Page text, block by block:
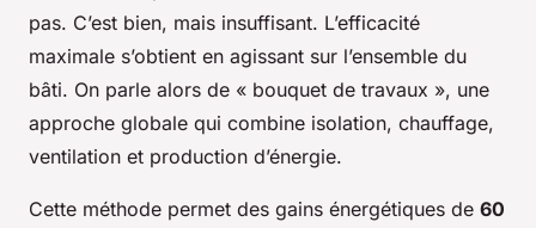
pas. C’est bien, mais insuffisant. L’efficacité
maximale s’obtient en agissant sur l’ensemble du
bâti. On parle alors de « bouquet de travaux », une
approche globale qui combine isolation, chauffage,
ventilation et production d’énergie.
Cette méthode permet des gains énergétiques de 60